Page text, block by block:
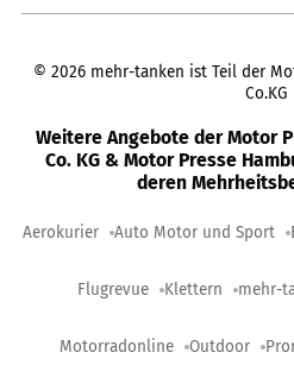
© 2026 mehr-tanken ist Teil der
Co.KG
Weitere Angebote der Motor
Co. KG & Motor Presse
deren
Aerokurier Auto Motor und Sport
Flugrevue Klettern mehr-
Motorradonline Outdoor